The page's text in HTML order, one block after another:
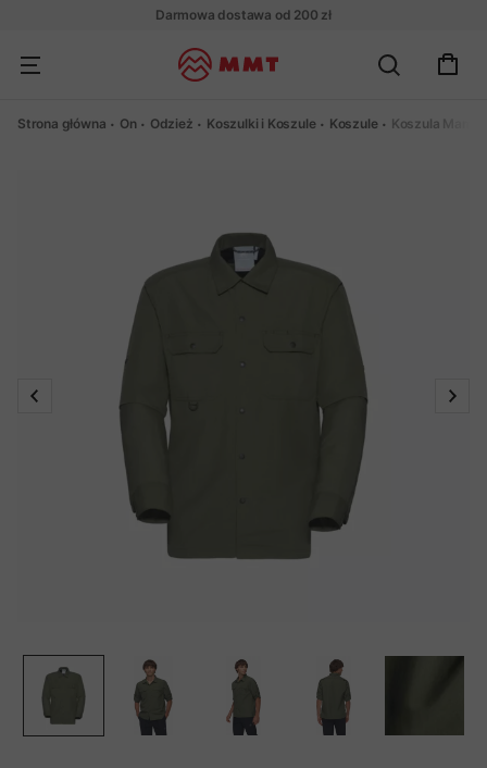
Darmowa dostawa od 200 zł
Strona główna On Odzież Koszulki i Koszule Koszule Koszula